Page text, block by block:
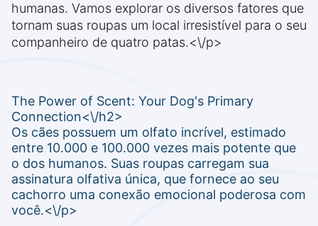
humanas. Vamos explorar os diversos fatores que
tornam suas roupas um local irresistível para o seu
companheiro de quatro patas.<\/p>
The Power of Scent: Your Dog's Primary
Connection<\/h2>
Os cães possuem um olfato incrível, estimado
entre 10.000 e 100.000 vezes mais potente que
o dos humanos. Suas roupas carregam sua
assinatura olfativa única, que fornece ao seu
cachorro uma conexão emocional poderosa com
você.<\/p>